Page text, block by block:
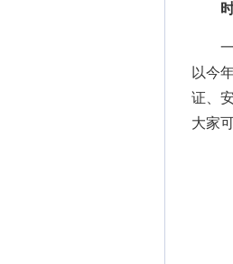
一般
以今
证、
大家